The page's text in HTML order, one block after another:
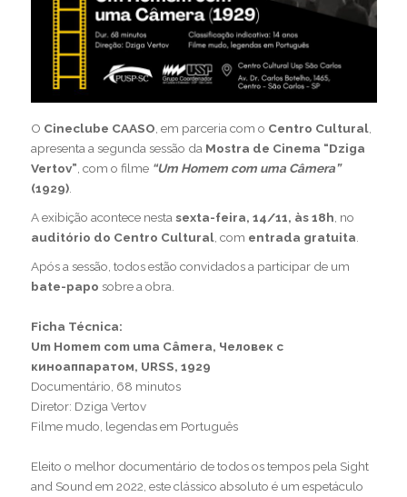
O Cineclube CAASO , em parceria com o Centro Cultural,
apresenta a segunda sessão da Mostra de Cinema “Dziga
Vertov” , com o filme “Um Homem com uma Câmera”
(1929).
A exibição acontece nesta sexta-feira, 14/11, às 18h , no
auditório do Centro Cultural, com entrada gratuita
Após a sessão, todos estão convidados a participar de um
bate-papo sobre a obra.
Ficha Técnica:
Um Homem com uma Câmera, Человек с
киноаппаратом, URSS, 1929
Documentário, 68 minutos
Diretor: Dziga Vertov
Filme mudo, legendas em Português
Eleito o melhor documentário de todos os tempos pela Sight
and Sound em 2022, este clássico absoluto é um espetáculo